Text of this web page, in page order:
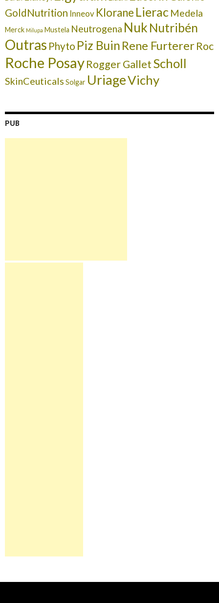
GoldNutrition Inneov Klorane Lierac Medela
Merck Milupa Mustela Neutrogena Nuk Nutribén
Outras Phyto Piz Buin Rene FurtererRoc
Roche PosayRogger GalletScholl
SkinCeuticals Solgar UriageVichy
PUB